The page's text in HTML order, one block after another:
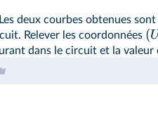
Les deux courbes obtenues
Relever les coordonnées (U
dans le circuit et la valeur